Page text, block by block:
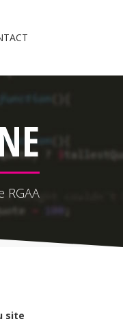
RGAA
site